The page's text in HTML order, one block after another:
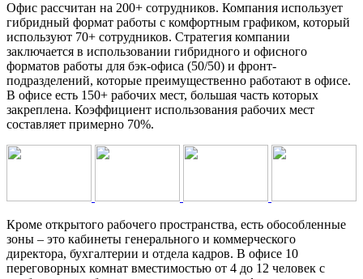
Офис рассчитан на 200+ сотрудников. Компания использует
гибридный формат работы с комфортным графиком, который
используют 70+ сотрудников. Стратегия компании
заключается в использовании гибридного и офисного
форматов работы для бэк-офиса (50/50) и фронт-
подразделений, которые преимущественно работают в офисе.
В офисе есть 150+ рабочих мест, большая часть которых
закреплена. Коэффициент использования рабочих мест
составляет примерно 70%.
Кроме открытого рабочего пространства, есть обособленные
зоны – это кабинеты генерального и коммерческого
директора, бухгалтерии и отдела кадров. В офисе 10
переговорных комнат вместимостью от 4 до 12 человек с